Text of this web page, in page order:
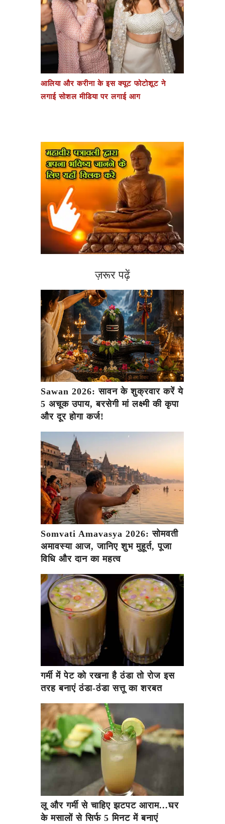
आलिया और करीना के इस क्यूट फोटोशूट ने
लगाई सोशल मीडिया पर लगाई आग
ज़रूर पढ़ें
Sawan 2026: सावन के शुक्रवार करें ये
5 अचूक उपाय, बरसेगी मां लक्ष्मी की कृपा
और दूर होगा कर्ज!
Somvati Amavasya 2026: सोमवती
अमावस्या आज, जानिए शुभ मुहूर्त, पूजा
विधि और दान का महत्व
गर्मी में पेट को रखना है ठंडा तो रोज इस
तरह बनाएं ठंडा-ठंडा सत्तू का शरबत
लू और गर्मी से चाहिए झटपट आराम...घर
के मसालों से सिर्फ 5 मिनट में बनाएं